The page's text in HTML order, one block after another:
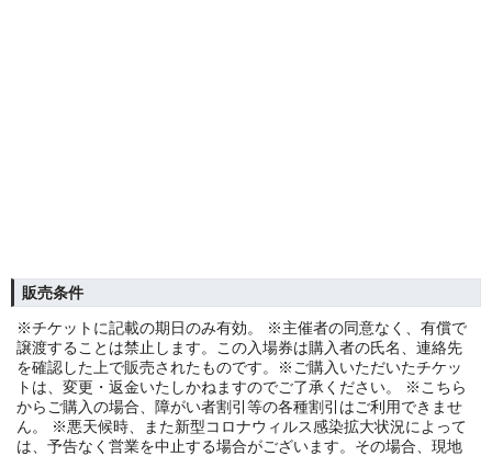
販売条件
※チケットに記載の期日のみ有効。 ※主催者の同意なく、有償で
譲渡することは禁止します。この入場券は購入者の氏名、連絡先
を確認した上で販売されたものです。※ご購入いただいたチケッ
トは、変更・返金いたしかねますのでご了承ください。 ※こちら
からご購入の場合、障がい者割引等の各種割引はご利用できませ
ん。 ※悪天候時、また新型コロナウィルス感染拡大状況によって
は、予告なく営業を中止する場合がございます。その場合、現地